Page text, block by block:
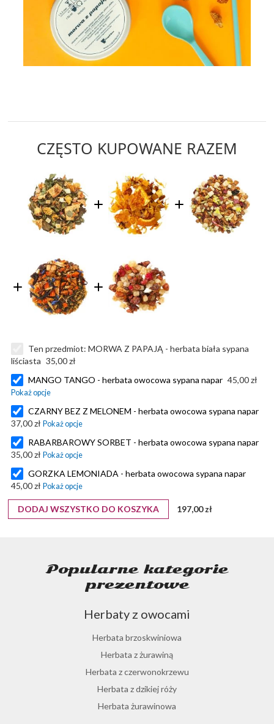
CZĘSTO KUPOWANE RAZEM
Ten przedmiot:MORWA Z PAPAJĄ - herbata biała sypana
liściasta 35,00 zł
MANGO TANGO - herbata owocowa sypana napar 45,00 zł
CZARNY BEZ Z MELONEM - herbata owocowa sypana napar
37,00 zł
RABARBAROWY SORBET - herbata owocowa sypana napar
35,00 zł
GORZKA LEMONIADA - herbata owocowa sypana napar
45,00 zł
DODAJ WSZYSTKO DO KOSZYKA 197,00 zł
Popularne kategorie
prezentowe
Herbaty z owocami
Herbata brzoskwiniowa
Herbata z żurawiną
Herbata z czerwonokrzewu
Herbata z dzikiej róży
Herbata żurawinowa